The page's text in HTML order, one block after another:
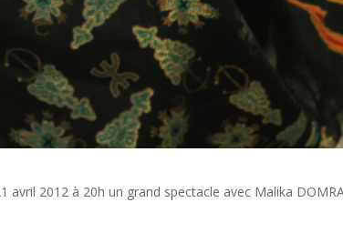
avril 2012 à 20h un grand spectacle avec Malika